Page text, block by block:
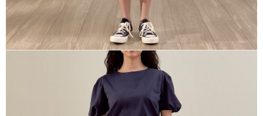
「AFTEE先享後付」，若未經同意申辦者引起之損失，本公司不負相關責
任。
４．使用「AFTEE先享後付」時，將依據個別帳號之用戶狀況，依本公司即
時審查核予不同之上限額度；若仍有額度不足之情形，本公司將視審查結果
請求用戶進行身份認證。
５．嚴禁一人註冊多個帳號或使用他人資訊註冊。若發現惡意使用之情形，
恩沛科技股份有限公司將有權停止該用戶之使用額度並採取法律行動。